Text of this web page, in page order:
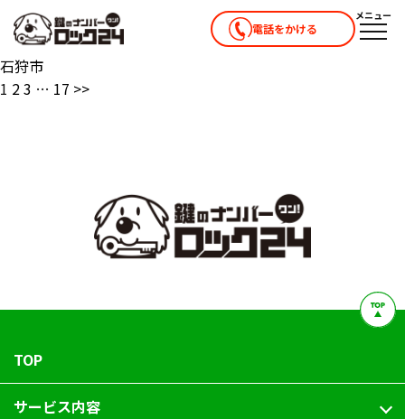
電話をかける
メニュー
メニ
石狩市
1 23 … 17 >>
TOP
サービス内容